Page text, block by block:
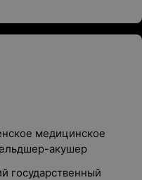
медицинское
акушер
государственный